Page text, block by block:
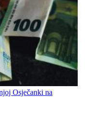
Osječanki na